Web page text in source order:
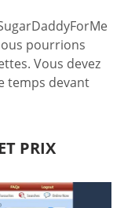
pourrions
Vous devez
temps devant
PRIX